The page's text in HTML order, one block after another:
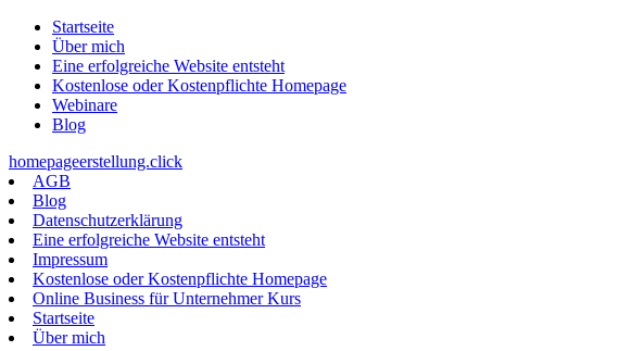
Zum
Inhalt
springen
Startseite
Über mich
Eine erfolgreiche Website entsteht
Kostenlose oder Kostenpflichte Homepage
Webinare
Blog
homepageerstellung.click
AGB
Blog
Datenschutzerklärung
Eine erfolgreiche Website entsteht
Impressum
Kostenlose oder Kostenpflichte Homepage
Online Business für Unternehmer Kurs
Startseite
Über mich